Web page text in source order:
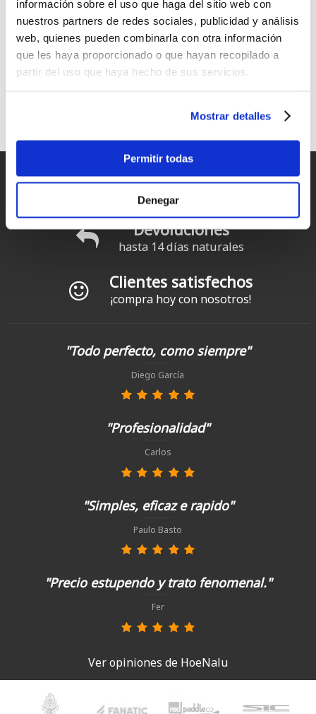
información sobre el uso que haga del sitio web con
nuestros partners de redes sociales, publicidad y análisis
web, quienes pueden combinarla con otra información
que les haya proporcionado o que hayan recopilado a
partir del uso que haya hecho de sus servicios.
Mostrar detalles
Permitir todas
Denegar
Starboard iGo Deluxe Lite
10'8"x33" Kayak set con remo
€1099.00
Pack Starboard Touring
Deluxe Lite Kayak Set
€1159 .00
siguiente › última »
Entregas rápidas
para España y Portugal
Devoluciones
hasta 14 días naturales
Clientes satisfechos
¡compra hoy con nosotros!
"Todo perfecto, como siempre"
Diego García
"Profesionalidad"
Carlos
"Simples, eficaz e rapido"
Paulo Basto
"Precio estupendo y trato fenomenal."
Fer
Ver opiniones de HoeNalu